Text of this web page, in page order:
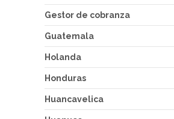
Gestor de cobranza
Guatemala
Holanda
Honduras
Huancavelica